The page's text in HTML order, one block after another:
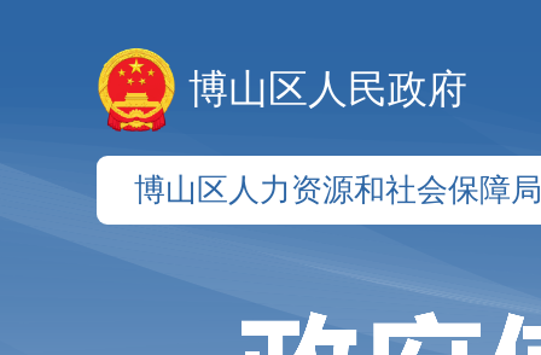
博山区人民政府
博山区人力资源和社会保障局